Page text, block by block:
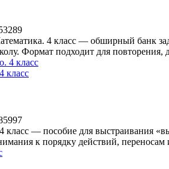
4 класс — обширный банк
Формат подходит для повторения,
класс
— пособие для выстраивания
к порядку действий, переносам